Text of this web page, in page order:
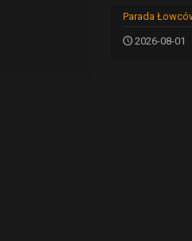
Parada
2026-08-01